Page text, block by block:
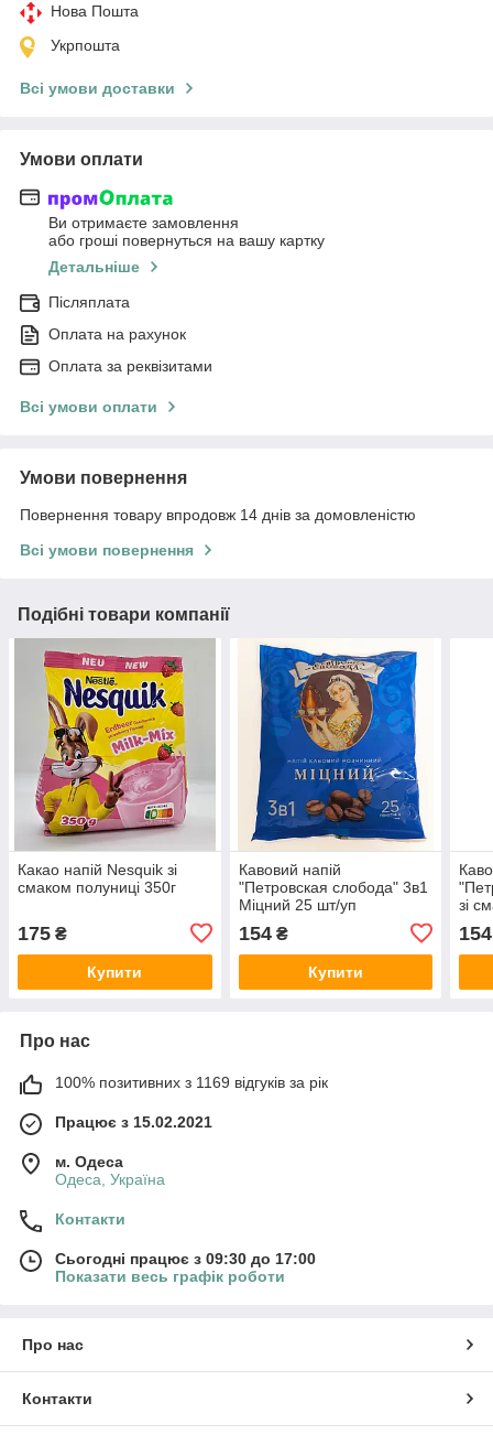
Нова Пошта
Укрпошта
Всі умови доставки
Умови оплати
Ви отримаєте замовлення
або гроші повернуться на вашу картку
Детальніше
Післяплата
Оплата на рахунок
Оплата за реквізитами
Всі умови оплати
Умови повернення
Повернення товару впродовж 14 днів за домовленістю
Всі умови повернення
Подібні товари компанії
Какао напій Nesquik зі
смаком полуниці 350г
175 ₴
Купити
Кавовий напій
"Петровская слобода" 3в1
Міцний 25 шт/уп
154₴
Купити
зі
154
Про нас
100% позитивних з 1169 відгуків за рік
Працює з 15.02.2021
м. Одеса
Одеса, Україна
Контакти
Сьогодні працює з 09:30 до 17:00
Показати весь графік роботи
Про нас
Контакти